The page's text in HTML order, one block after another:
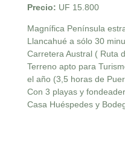
Precio: UF 15.800
Magnífica Península
Llancahué a sólo 30
Carretera Austral ( Ruta
Terreno apto para
el año (3,5 horas de
Con 3 playas y
Casa Huéspedes y